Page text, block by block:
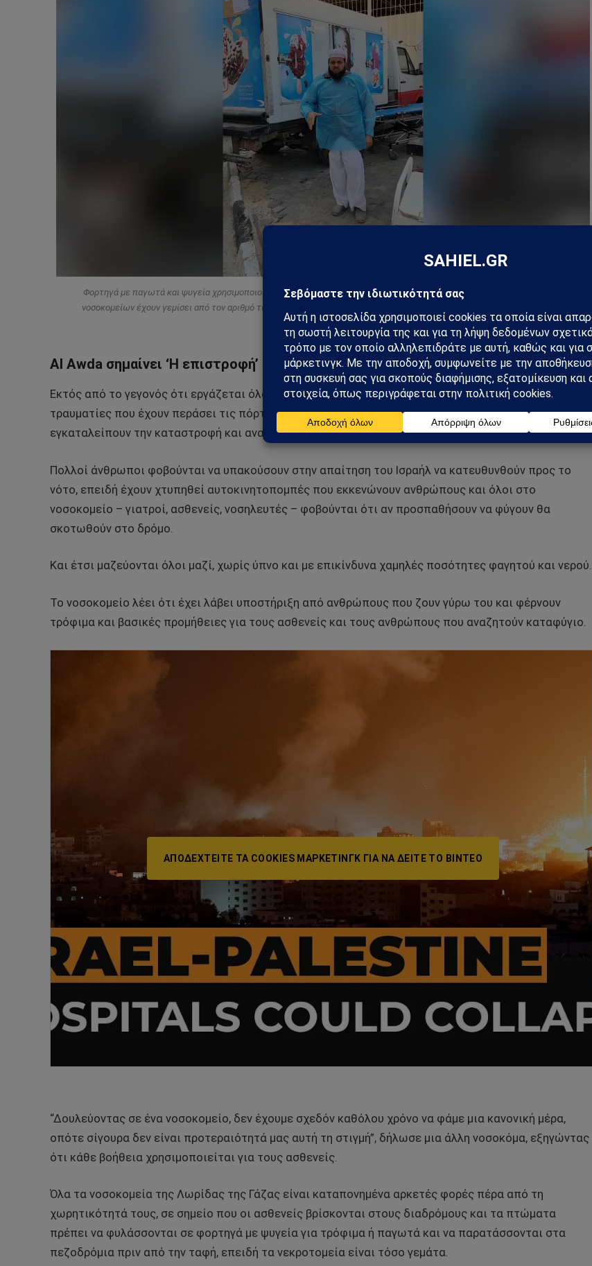
Φορτηγά με παγωτά και ψυγεία χρησιμοποιούνται για την αποθήκευση πτωμάτων στη Γάζα, καθώς τα νεκροτομεία των
νοσοκομείων έχουν γεμίσει από τον αριθμό των ανθρώπων που σκοτώθηκαν από τις ισραηλινές αεροπορικές επιδρομές
[Screengrab/Al Jazeera]
Al Awda σημαίνει ‘Η επιστροφή’
Εκτός από το γεγονός ότι εργάζεται όλο το εικοσιτετράωρο για να περιθάλψει όλους τους
τραυματίες που έχουν περάσει τις πόρτες του, το νοσοκομείο έχει ανοίξει τις πόρτες του σε όσους
εγκαταλείπουν την καταστροφή και αναζητούν ένα ασφαλές μέρος για να βρουν καταφύγιο.
Πολλοί άνθρωποι φοβούνται να υπακούσουν στην απαίτηση του Ισραήλ να κατευθυνθούν προς το
νότο, επειδή έχουν χτυπηθεί αυτοκινητοπομπές που εκκενώνουν ανθρώπους και όλοι στο
νοσοκομείο – γιατροί, ασθενείς, νοσηλευτές – φοβούνται ότι αν προσπαθήσουν να φύγουν θα
σκοτωθούν στο δρόμο.
Και έτσι μαζεύονται όλοι μαζί, χωρίς ύπνο και με επικίνδυνα χαμηλές ποσότητες φαγητού και νερού.
Το νοσοκομείο λέει ότι έχει λάβει υποστήριξη από ανθρώπους που ζουν γύρω του και φέρνουν
τρόφιμα και βασικές προμήθειες για τους ασθενείς και τους ανθρώπους που αναζητούν καταφύγιο.
ΑΠΟΔΕΧΤΕΊΤΕ ΤΑ COOKIES ΜΆΡΚΕΤΙΝΓΚ ΓΙΑ ΝΑ ΔΕΊΤΕ ΤΟ ΒΙΝΤΕΟ
“Δουλεύοντας σε ένα νοσοκομείο, δεν έχουμε σχεδόν καθόλου χρόνο να φάμε μια κανονική μέρα,
οπότε σίγουρα δεν είναι προτεραιότητά μας αυτή τη στιγμή”, δήλωσε μια άλλη νοσοκόμα, εξηγώντας
ότι κάθε βοήθεια χρησιμοποιείται για τους ασθενείς.
Όλα τα νοσοκομεία της Λωρίδας της Γάζας είναι καταπονημένα αρκετές φορές πέρα από τη
χωρητικότητά τους, σε σημείο που οι ασθενείς βρίσκονται στους διαδρόμους και τα πτώματα
πρέπει να φυλάσσονται σε φορτηγά με ψυγεία για τρόφιμα ή παγωτά και να παρατάσσονται στα
πεζοδρόμια πριν από την ταφή, επειδή τα νεκροτομεία είναι τόσο γεμάτα.